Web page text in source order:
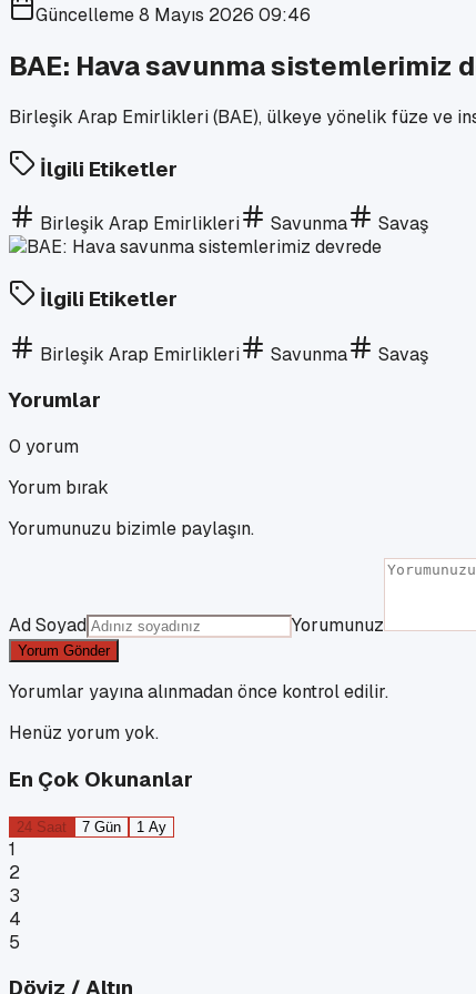
Güncelleme8 Mayıs 2026 09:46
BAE: Hava savunma sistemlerimiz
Birleşik Arap Emirlikleri (BAE), ülkeye yönelik füze ve
İlgili Etiketler
Birleşik Arap Emirlikleri Savunma Savaş
İlgili Etiketler
Birleşik Arap Emirlikleri Savunma Savaş
Yorumlar
0 yorum
Yorum bırak
Yorumunuzu bizimle paylaşın.
Ad Soyad Yorumunuz
Yorum Gönder
Yorumlar yayına alınmadan önce kontrol edilir.
Henüz yorum yok.
En Çok Okunanlar
24 Saat 7 Gün 1 Ay
1
2
3
4
5
Döviz / Altın